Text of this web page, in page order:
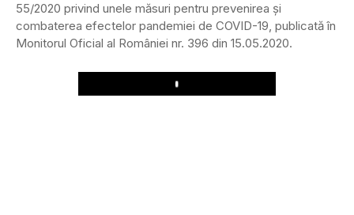
55/2020 privind unele măsuri pentru prevenirea şi
combaterea efectelor pandemiei de COVID-19, publicată în
Monitorul Oficial al României nr. 396 din 15.05.2020.
Play